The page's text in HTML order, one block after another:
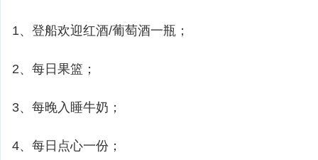
1、登船欢迎红酒/葡萄酒一瓶；
2、每日果篮；
3、每晚入睡牛奶；
4、每日点心一份；